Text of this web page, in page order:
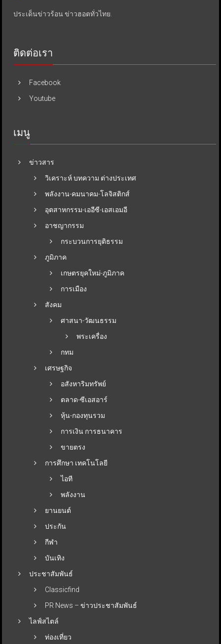
ประเด็นข่าวร้อน ข่าวฮอตทั่วไทย.
ติดต่อเรา
Facebook
Youtube
เมนู
ข่าวสาร
วิเคราะห์ บทความ ต่างประเทศ
พลังงาน-คมนาคม-โลจิสติกส์
อุตสาหกรรม-เออีซี-เอสเอมอี
อาชญากรรม
กระบวนการยุติธรรม
ภูมิภาค
เกษตรยุคใหม่-ภูมิภาค
การเมือง
สังคม
ศาสนา-วัฒนธรรม
พระเครื่อง
กทม
เศรษฐกิจ
อสังหาริมทรัพย์
ตลาด-ซีเอสอาร์
หุ้น-กองทุนรวม
การเงิน การธนาคาร
ขายตรง
การศึกษา เทคโนโลยี
ไอที
พลังงาน
ยานยนต์
ประกัน
กีฬา
บันเทิง
ประชาสัมพันธ์
Classicfind
PR News – ข่าวประชาสัมพันธ์
ไลฟ์สไตล์
ท่องเที่ยว